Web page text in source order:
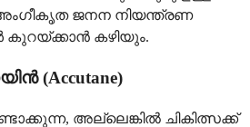
അംഗീകൃത ജനന നിയന്ത്രണ
കഴിയും.
(Accutane)
അല്ലെങ്കിൽ ചികിത്സക്ക്